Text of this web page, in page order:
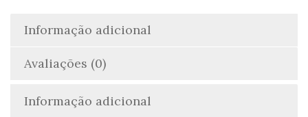
Informação adicional
Avaliações (0)
Informação adicional